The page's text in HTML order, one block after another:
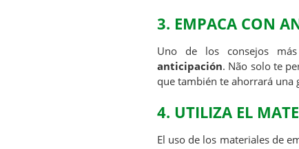
3. EMPACA CON
Uno de los consejos
anticipación. Não solo te
que también te ahorrará una
4. UTILIZA EL
El uso de los materiales de